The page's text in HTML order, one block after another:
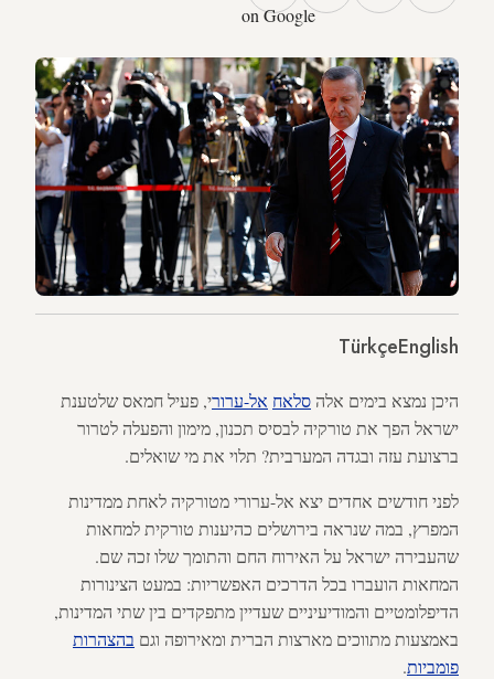
on Google
English
Türkçe
היכן נמצא בימים אלה סלאח אל-‎ערורי, פעיל חמאס שלטענת
ישראל הפך את טורקיה לבסיס תכנון, מימון והפעלה לטרור
ברצועת עזה ובגדה המערבית? תלוי את מי שואלים.
לפני חודשים אחדים יצא אל-ערורי מטורקיה לאחת ממדינות
המפרץ, במה שנראה בירושלים כהיענות טורקית למחאות
שהעבירה ישראל על האירוח החם והתומך שלו זכה שם.
המחאות הועברו בכל הדרכים האפשריות: במעט הצינורות
הדיפלומטיים והמודיעיניים שעדיין מתפקדים בין שתי המדינות,
באמצעות מתווכים מארצות הברית ומאירופה וגם בהצהרות
פומביות.